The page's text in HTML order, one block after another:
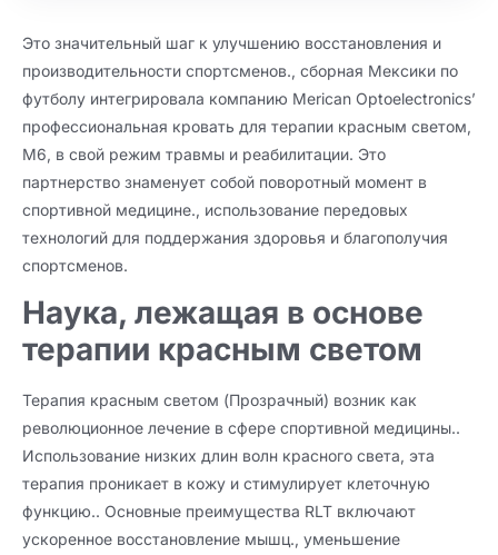
Это значительный шаг к улучшению восстановления и
производительности спортсменов., сборная Мексики по
футболу интегрировала компанию Merican Optoelectronics’
профессиональная кровать для терапии красным светом,
М6, в свой режим травмы и реабилитации. Это
партнерство знаменует собой поворотный момент в
спортивной медицине., использование передовых
технологий для поддержания здоровья и благополучия
спортсменов.
Наука, лежащая в основе
терапии красным светом
Терапия красным светом (Прозрачный) возник как
революционное лечение в сфере спортивной медицины..
Использование низких длин волн красного света, эта
терапия проникает в кожу и стимулирует клеточную
функцию.. Основные преимущества RLT включают
ускоренное восстановление мышц., уменьшение